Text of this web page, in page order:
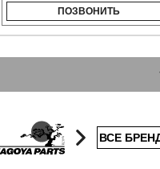
ПОЗВОНИТЬ
ВСЕ